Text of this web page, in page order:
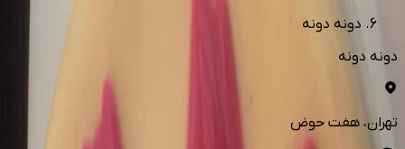
دونه دونه
دونه دونه
تهران، هفت حوض